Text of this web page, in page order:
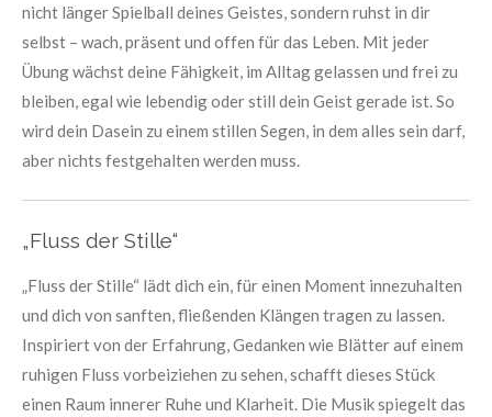
nicht länger Spielball deines Geistes, sondern ruhst in dir
selbst – wach, präsent und offen für das Leben. Mit jeder
Übung wächst deine Fähigkeit, im Alltag gelassen und frei zu
bleiben, egal wie lebendig oder still dein Geist gerade ist. So
wird dein Dasein zu einem stillen Segen, in dem alles sein darf,
aber nichts festgehalten werden muss.
„Fluss der Stille“
„Fluss der Stille“ lädt dich ein, für einen Moment innezuhalten
und dich von sanften, fließenden Klängen tragen zu lassen.
Inspiriert von der Erfahrung, Gedanken wie Blätter auf einem
ruhigen Fluss vorbeiziehen zu sehen, schafft dieses Stück
einen Raum innerer Ruhe und Klarheit. Die Musik spiegelt das